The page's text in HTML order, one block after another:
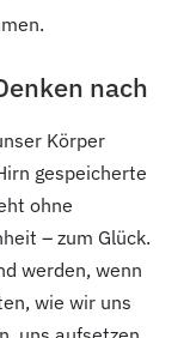
nach
Körper
gespeicherte
ohne
– zum Glück.
werden, wenn
wie wir uns